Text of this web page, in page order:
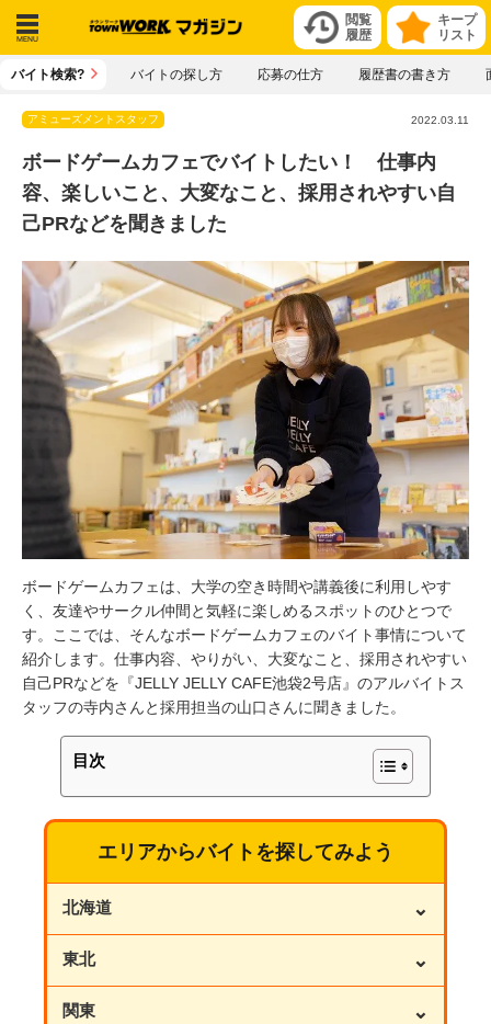
キープ
リスト
閲覧
履歴
メニ
バイト検索? バイトの探し方 応募の仕方 履歴書の書き方
アミューズメントスタッフ 2022.03.11
ボードゲームカフェでバイトしたい！ 仕事内
容、楽しいこと、大変なこと、採用されやすい自
己PRなどを聞きました
ボードゲームカフェは、大学の空き時間や講義後に利用しやす
く、友達やサークル仲間と気軽に楽しめるスポットのひとつで
す。ここでは、そんなボードゲームカフェのバイト事情について
紹介します。仕事内容、やりがい、大変なこと、採用されやすい
自己PRなどを『JELLY JELLY CAFE池袋2号店』のアルバイトス
タッフの寺内さんと採用担当の山口さんに聞きました。
目次
エリアからバイトを探してみよう
北海道 ⌄
東北 ⌄
関東 ⌄